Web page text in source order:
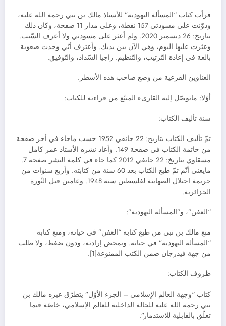
قرأت كتاب “المسألة اليهودية” للأستاذ مالك بن نبي رحمة الله عليه،
ودوّنت على مسودتي 157 نقطة، وعلى مدار 11 صفحة، وكان ذلك
بتاريخ: 26 ديسمبر 2020. ولم أعثر على مسودتي ولا أعرف السّبب.
وعثرت عليها اليوم، وهي الآن بين يديك. وأعترف أنّي وجدت صعوبة
بالغة في إعادة التّرتيب، والتّنظيم. راجيا السّداد، والتّوفيق.
العناوين الفرعية من وضع صاحب هذه الأسطر.
أوّلا: ماتوصّل إليه القارىء المتبّع من قراءته للكتاب:
سنة تأليف الكتاب:
تمّ تأليف الكتاب بتاريخ: 22 جانفي 1952 حسب ماجاء في أخر صفحة
من خاتمة الكتاب في صفحة 149. وأعاد نشره الأستاذ عمر كامل
مسقاوي بتاريخ: 22 جانفي 2012 كما جاء في كلمة النشر صفحة 7.
مايعني أنّم تمّ طبع الكتاب بعد 60 سنة من كتابته. وأربع سنوات من
جريمة احتلال الصهاينة لفلسطين سنة 1948. وعامين قبل الثّورة
الجزائرية.
“العفن”، و”المسألة اليهودية”:
منع مالك بن نبي من طبع كتابه “العفن” في حياته، ومنع كتابه
“المسألة اليهودية” في حياته. وبمحض إرادته، ودون ضغط، ولا طلب
من جهة فيدرجان ضمن الكتب الممنوعة[1].
ظروف الكتاب:
كتاب “وجهة العالم الإسلامي – الجزء الأوّل” يتطرّق عبره مالك بن
نبي رحمة الله عليه للحالة الداخلية للعالم الإسلامي، خاصّة فيما
تعلّق بالقابلية للاستدمار”.